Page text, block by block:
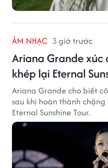
ÂM NHẠC 3 giờ trước
Ariana Grande
khép lại Eternal
Ariana Grande cho biết
sau khi hoàn thành
Eternal Sunshine Tour.